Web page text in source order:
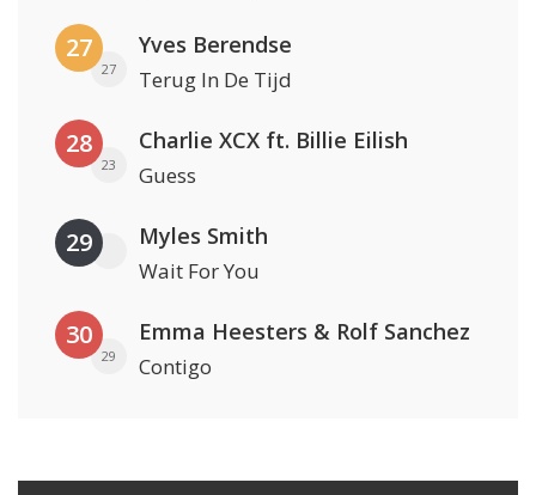
27
27
Yves Berendse
Terug In De Tijd
28
23
Charlie XCX ft. Billie Eilish
Guess
29 Myles Smith
Wait For You
30
29
Emma Heesters & Rolf Sanchez
Contigo